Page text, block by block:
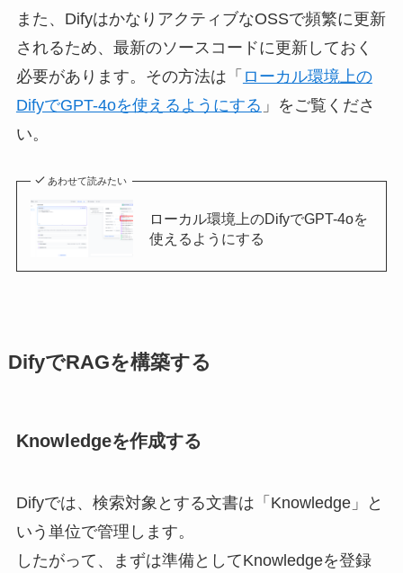
また、DifyはかなりアクティブなOSSで頻繁に更新
されるため、最新のソースコードに更新しておく
必要があります。その方法は「 ローカル環境上の
DifyでGPT-4oを使えるようにする 」をご覧くださ
い。
あわせて読みたい
ローカル環境上のDifyでGPT-4oを
使えるようにする
DifyでRAGを構築する
Knowledgeを作成する
Difyでは、検索対象とする文書は「Knowledge」と
いう単位で管理します。
したがって、まずは準備としてKnowledgeを登録